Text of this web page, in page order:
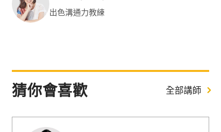
出色溝通力教練
猜你會喜歡 全部講師